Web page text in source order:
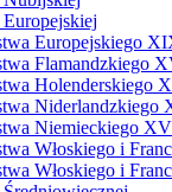
Europejskiego
Flamandzkiego
Holenderskiego
Niderlandzkiego
Niemieckiego
Włoskiego i
Włoskiego i